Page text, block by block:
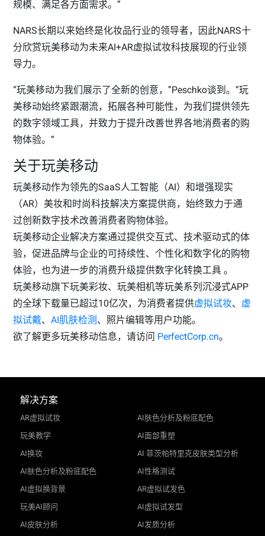
规模、满足各方面需求。”
NARS长期以来始终是化妆品行业的领导者，因此NARS十
分欣赏玩美移动为未来AI+AR虚拟试妆科技展现的行业领
导力。
“玩美移动为我们展示了全新的创意，”Peschko谈到。“玩
美移动始终紧跟潮流，拓展各种可能性，为我们提供领先
的数字领域工具，并致力于提升改善世界各地消费者的购
物体验。”
关于玩美移动
玩美移动作为领先的SaaS人工智能（AI）和增强现实
（AR）美妆和时尚科技解决方案提供商，始终致力于通
过创新数字技术改善消费者购物体验。
玩美移动企业解决方案通过提供交互式、技术驱动式的体
验，促进品牌与企业的可持续性、个性化和数字化的购物
体验，也为进一步的消费升级提供数字化转换工具 。
玩美移动旗下玩美彩妆、玩美相机等玩美系列沉浸式APP
的全球下载量已超过10亿次，为消费者提供虚拟试妆、 虚
拟试戴、AI肌肤检测 、照片编辑等用户功能。
欲了解更多玩美移动信息，请访问 PerfectCorp.cn。
解决方案
AR虚拟试妆
玩美教学
AI换妆
AI肤色分析及粉底配色
AI虚拟换背景
玩美AI顾问
AI皮肤分析
AI肤色分析及粉底配色
AI面部重塑
AI 菲茨帕特里克皮肤类型分析
AI性格测试
AR虚拟试发色
AI虚拟试发型
AI发质分析